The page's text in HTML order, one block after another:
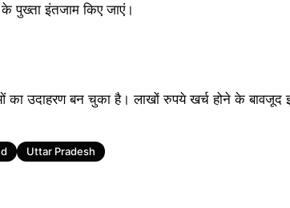
पुख्ता इंतजाम किए जाएं।
उदाहरण बन चुका है। लाखों रुपये खर्च होने के बावजूद
Uttar Pradesh